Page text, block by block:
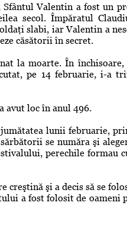
Sfântul Valentin a fost un
secol. Împăratul
slabi, iar Valentin a
căsătorii în secret.
la moarte. În închisoare,
pe 14 februarie, i-a
loc în anul 496.
lunii februarie,
se număra şi
perechile formau
şi a decis să se
a fost folosit de oameni